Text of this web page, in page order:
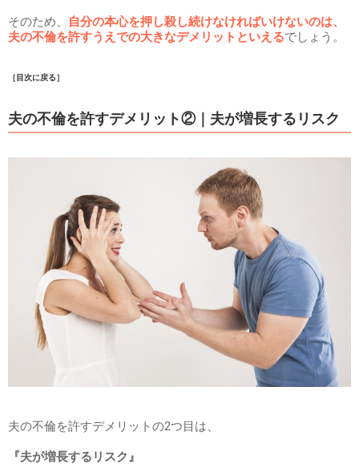
そのため、
自分の本心を押し殺し続けなければいけないのは、
夫の不倫を許すうえでの大きなデメリットといえるでしょう。
［目次に戻る］
夫の不倫を許すデメリット②｜夫が増長するリスク
夫の不倫を許すデメリットの2つ目は、
『夫が増長するリスク』